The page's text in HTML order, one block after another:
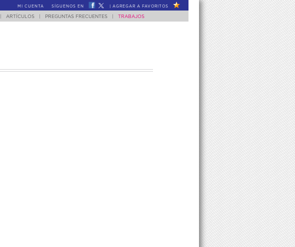
MI CUENTA SÍGUENOS EN AGREGAR A FAVORITOS
ARTÍCULOS PREGUNTAS FRECUENTES TRABAJOS